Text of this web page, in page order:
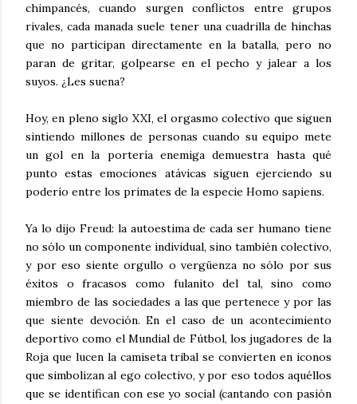
chimpancés, cuando surgen conflictos entre grupos
rivales, cada manada suele tener una cuadrilla de hinchas
que no participan directamente en la batalla, pero no
paran de gritar, golpearse en el pecho y jalear a los
suyos. ¿Les suena?
Hoy, en pleno siglo XXI, el orgasmo colectivo que siguen
sintiendo millones de personas cuando su equipo mete
un gol en la portería enemiga demuestra hasta qué
punto estas emociones atávicas siguen ejerciendo su
poderío entre los primates de la especie Homo sapiens.
Ya lo dijo Freud: la autoestima de cada ser humano tiene
no sólo un componente individual, sino también colectivo,
y por eso siente orgullo o vergüenza no sólo por sus
éxitos o fracasos como fulanito del tal, sino como
miembro de las sociedades a las que pertenece y por las
que siente devoción. En el caso de un acontecimiento
deportivo como el Mundial de Fútbol, los jugadores de la
Roja que lucen la camiseta tribal se convierten en iconos
que simbolizan al ego colectivo, y por eso todos aquéllos
que se identifican con ese yo social (cantando con pasión